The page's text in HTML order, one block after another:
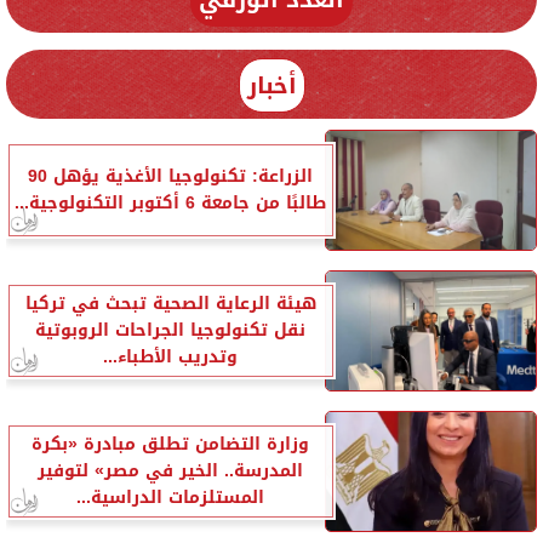
أخبار
الزراعة: تكنولوجيا الأغذية يؤهل 90
طالبًا من جامعة 6 أكتوبر التكنولوجية...
هيئة الرعاية الصحية تبحث في تركيا
نقل تكنولوجيا الجراحات الروبوتية
وتدريب الأطباء...
وزارة التضامن تطلق مبادرة «بكرة
المدرسة.. الخير في مصر» لتوفير
المستلزمات الدراسية...